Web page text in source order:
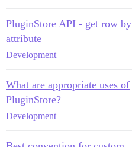
PluginStore API - get row by
attribute
Development
What are appropriate uses of
PluginStore?
Development